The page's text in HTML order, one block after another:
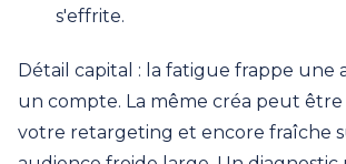
s'effrite.
Détail capital : la fatigue frappe une
un compte. La même créa peut
votre retargeting et encore fraîche